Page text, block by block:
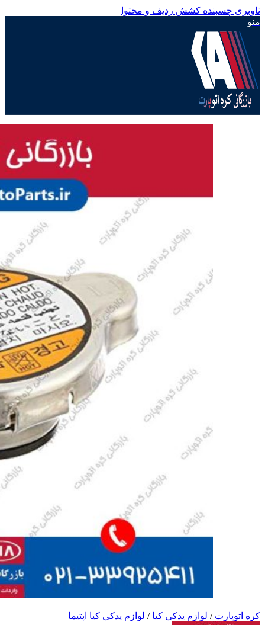
ناوبری چسبنده کشش ردیف و محتوا
منو
کره اتوپارت/ لوازم یدکی کیا/ لوازم یدکی کیا اپتیما